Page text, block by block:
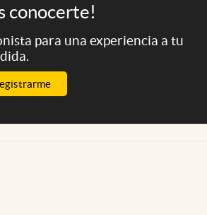
conocerte!
para una experiencia a tu